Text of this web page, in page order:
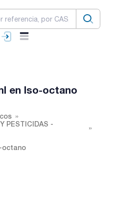
en Iso-octano
PESTICIDAS -
octano